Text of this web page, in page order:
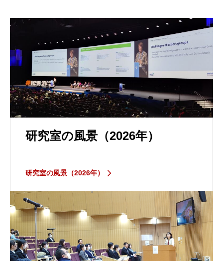
研究室の風景（2026年）
研究室の風景（2026年）